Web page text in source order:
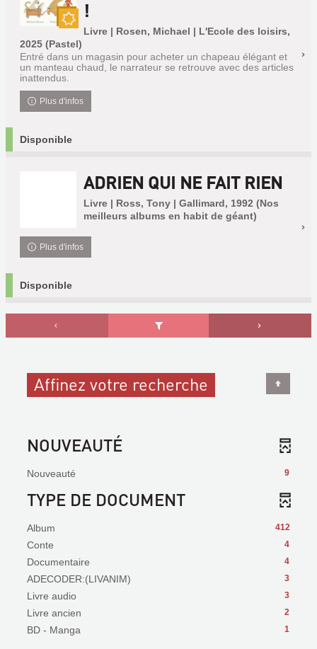
!
Livre | Rosen, Michael | L'Ecole des loisirs,
2025 (Pastel)
Entré dans un magasin pour acheter un chapeau élégant et
un manteau chaud, le narrateur se retrouve avec des articles
inattendus.
Plus d'infos
Disponible
ADRIEN QUI NE FAIT RIEN
Livre | Ross, Tony | Gallimard, 1992 (Nos
meilleurs albums en habit de géant)
Plus d'infos
Disponible
Affinez votre recherche
NOUVEAUTÉ
9
Nouveauté
TYPE DE DOCUMENT
412
Album
4
Conte
4
Documentaire
3
ADECODER:(LIVANIM)
3
Livre audio
2
Livre ancien
1
BD - Manga